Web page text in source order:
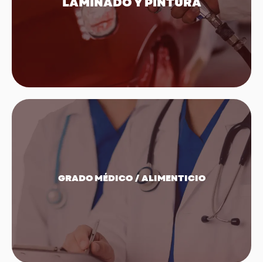
Ir a los productos
GRADO MÉDICO / ALIMENTICIO
Ir a los productos